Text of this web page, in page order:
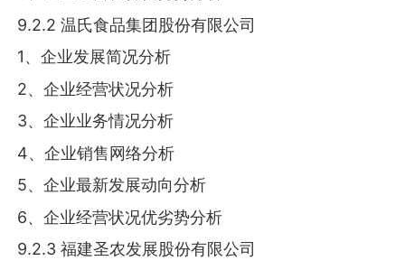
9.2.2 温氏食品集团股份有限公司
1、企业发展简况分析
2、企业经营状况分析
3、企业业务情况分析
4、企业销售网络分析
5、企业最新发展动向分析
6、企业经营状况优劣势分析
9.2.3 福建圣农发展股份有限公司